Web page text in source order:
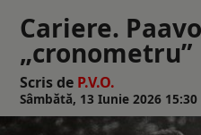
Cariere.
„cronometru”
Scris de P.V.O.
Sâmbătă, 13 Iunie 2026 15:30